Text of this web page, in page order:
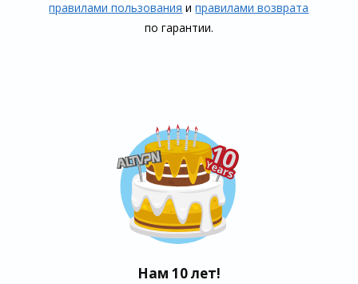
правилами пользования иправилами воз­врата
по гарантии.
Нам 10 лет!